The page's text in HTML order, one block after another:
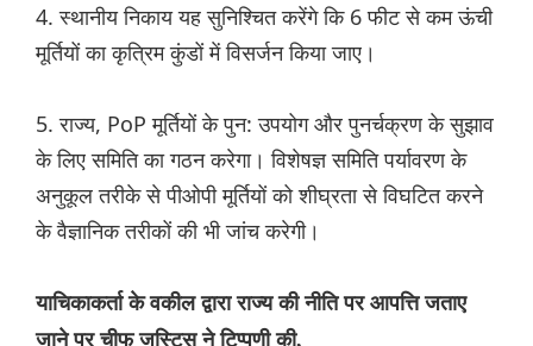
4. स्थानीय निकाय यह सुनिश्चित करेंगे कि 6 फीट से कम ऊंची
मूर्तियों का कृत्रिम कुंडों में विसर्जन किया जाए।
5. राज्य, PoP मूर्तियों के पुन: उपयोग और पुनर्चक्रण के सुझाव
के लिए समिति का गठन करेगा। विशेषज्ञ समिति पर्यावरण के
अनुकूल तरीके से पीओपी मूर्तियों को शीघ्रता से विघटित करने
के वैज्ञानिक तरीकों की भी जांच करेगी।
याचिकाकर्ता के वकील द्वारा राज्य की नीति पर आपत्ति जताए
जाने पर चीफ जस्टिस ने टिप्पणी की,